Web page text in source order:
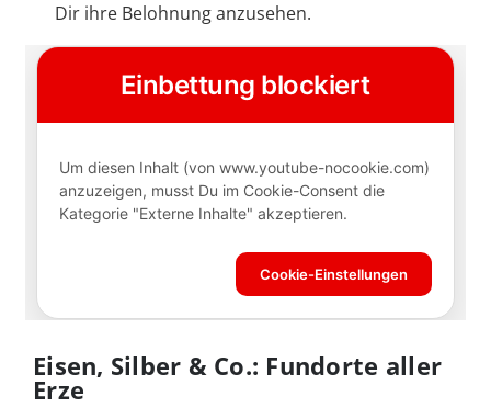
Dir ihre Belohnung anzusehen.
Eisen, Silber & Co.: Fundorte aller
Erze